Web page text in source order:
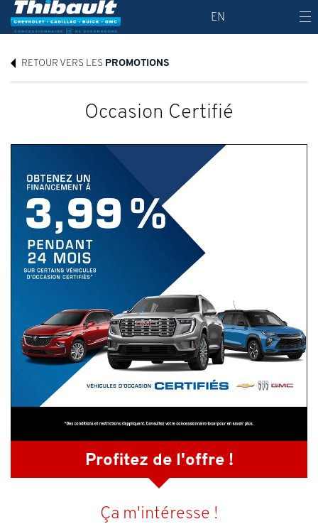
EN
RETOUR VERS LES PROMOTIONS
Occasion Certifié
Profitez de l'offre !
Ça m'intéresse !